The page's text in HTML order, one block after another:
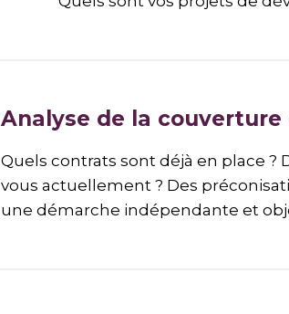
Analyse de la
Quels contrats sont déjà en place
vous actuellement ? Des
une démarche indépendante et